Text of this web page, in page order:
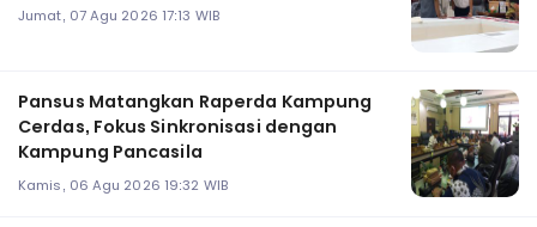
Jumat, 07 Agu 2026 17:13 WIB
Pansus Matangkan Raperda Kampung
Cerdas, Fokus Sinkronisasi dengan
Kampung Pancasila
Kamis, 06 Agu 2026 19:32 WIB